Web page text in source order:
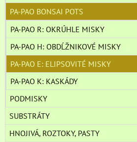
PA-PAO BONSAI POTS
PA-PAO R: OKRÚHLE MISKY
PA-PAO H: OBDĹŽNIKOVÉ MISKY
PA-PAO E: ELIPSOVITÉ MISKY
PA-PAO K: KASKÁDY
PODMISKY
SUBSTRÁTY
HNOJIVÁ, ROZTOKY, PASTY